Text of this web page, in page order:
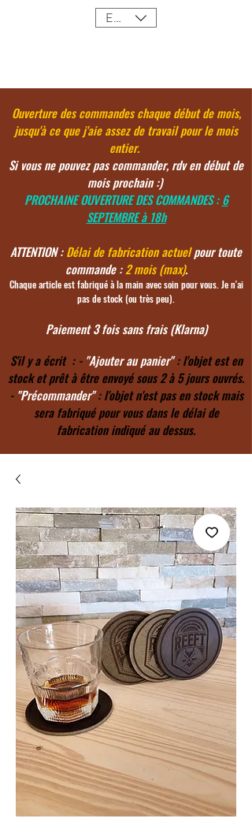
EUR (€)
Ouverture des commandes chaque début de mois,
jusqu'à ceque j'aie assez de travail pour le mois
entier.
Si vous ne pouvez pas commander, rdv en début de
mois prochain :)
PROCHAINE OUVERTURE DES COMMANDES :6
SEPTEMBRE à 18h
ATTENTION :Délai de fabrication actuelpour toute
commande :2 mois (max).
Chaque article est fabriqué à la main avec soin pour vous. Je n'ai
pas de stock (ou très peu).
Paiement 3 fois sans frais (Klarna)
S'il y a écrit : - "Ajouter au panier": l'objet est en
stock et prêt à être envoyé sous 2 à 5 jours ouvrés.
- "Précommander": l'objet n'est pas en stock mais
sera fabriqué pour vous dans le délai de
fabrication indiqué au dessus.